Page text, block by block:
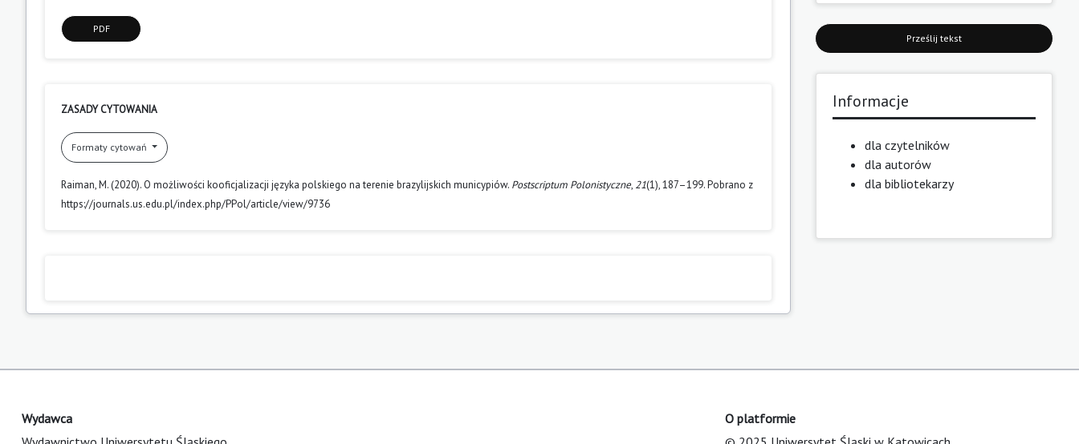
PDF
ZASADY CYTOWANIA
Formaty cytowań
Raiman, M. (2020). O możliwości kooficjalizacji języka polskiego na terenie brazylijskich municypiów. Postscriptum Polonistyczne, 21(1), 187–199. Pobrano z
https://journals.us.edu.pl/index.php/PPol/article/view/9736
Prześlij tekst
Informacje
dla czytelników
dla autorów
dla bibliotekarzy
Wydawca
O platformie